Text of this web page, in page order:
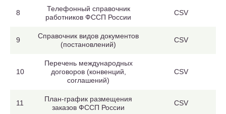
8
Телефонный справочник
работников ФССП России
CSV
9
Справочник видов документов
(постановлений)
CSV
10
Перечень международных
договоров (конвенций,
соглашений)
CSV
11
План-график размещения
заказов ФССП России
CSV